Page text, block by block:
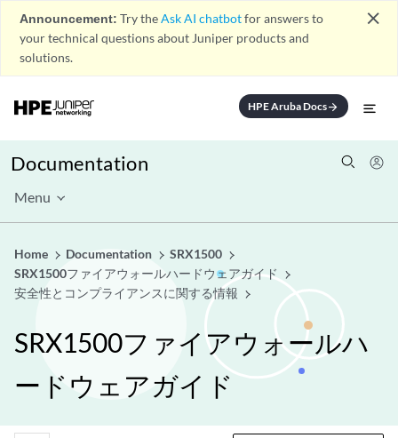
Announcement: Try theAsk AI chatbotfor answers to
your technical questions about Juniper products and
solutions.
close
HPE Aruba Docsarrow_forward
Documentation
Menu
Home Documentation
SRX1500
SRX1500ファイアウォールハードウェアガイド
安全性とコンプライアンスに関する情報
SRX1500ファイアウォールハ
ードウェアガイド